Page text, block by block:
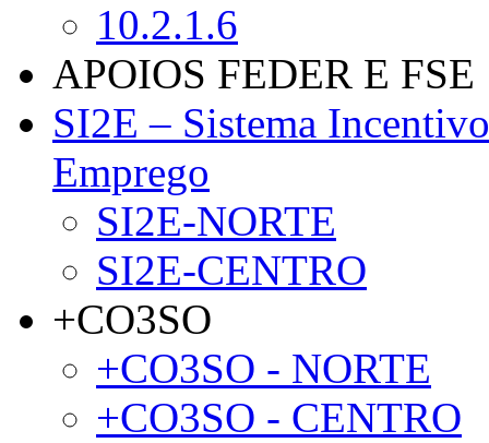
10.2.1.6
APOIOS FEDER E FSE
SI2E – Sistema
Emprego
SI2E-NORTE
SI2E-CENTRO
+CO3SO
+CO3SO - NORTE
+CO3SO - CENTRO